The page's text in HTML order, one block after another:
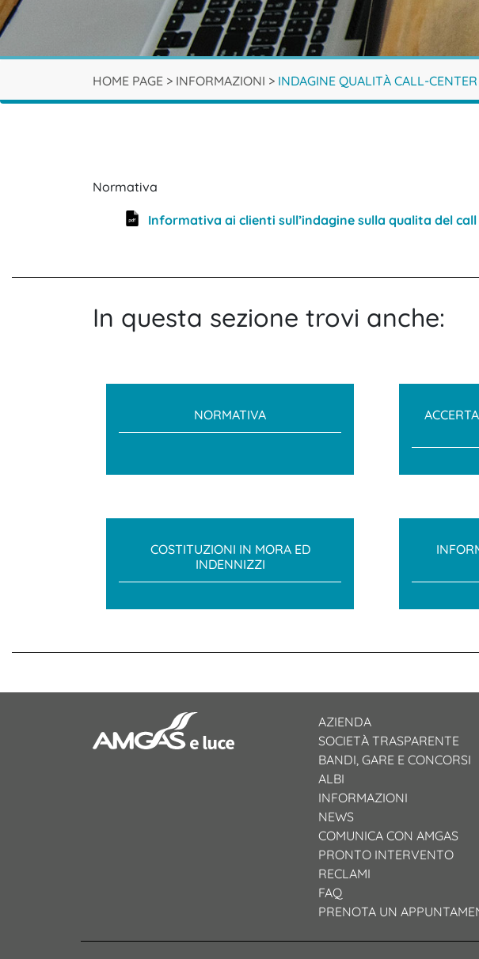
HOME PAGE > INFORMAZIONI > INDAGINE QUALITÀ CALL-CENTER
Normativa
Informativa ai clienti sull’indagine sulla qualita del
In questa sezione trovi anche:
NORMATIVA
COSTITUZIONI IN MORA ED
INDENNIZZI
AZIENDA
SOCIETÀ TRASPARENTE
BANDI, GARE E CONCORSI
ALBI
INFORMAZIONI
NEWS
COMUNICA CON AMGAS
PRONTO INTERVENTO
RECLAMI
FAQ
PRENOTA UN